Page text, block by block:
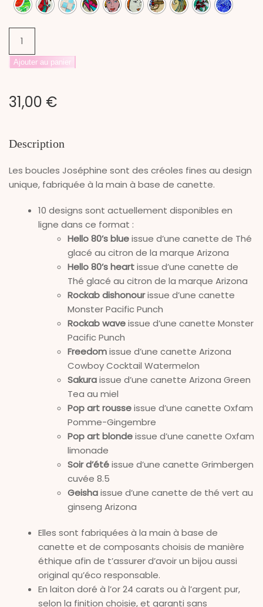
Boucles
Ajouter au panier
31,00 €
Description
Les boucles Joséphine sont des créoles fines au design
unique, fabriquée à la main à base de canette.
10 designs sont actuellement disponibles en
ligne dans ce format :
Hello 80’s blueissue d’une canette de Thé
glacé au citron de la marque Arizona
Hello 80’s heartissue d’une canette de
Thé glacé au citron de la marque Arizona
Rockab dishonourissue d’une canette
Monster Pacific Punch
Rockab waveissue d’une canette Monster
Pacific Punch
Freedomissue d’une canette Arizona
Cowboy Cocktail Watermelon
Sakuraissue d’une canette Arizona Green
Tea au miel
Pop art rousseissue d’une canette Oxfam
Pomme-Gingembre
Pop art blondeissue d’une canette Oxfam
limonade
Soir d’étéissue d’une canette Grimbergen
cuvée 8.5
Geishaissue d’une canette de thé vert au
ginseng Arizona
Elles sont fabriquées à la main à base de
canette et de composants choisis de manière
éthique afin de t’assurer d’avoir un bijou aussi
original qu’éco responsable.
En laiton doré à l’or 24 carats ou à l’argent pur,
selon la finition choisie, et garanti sans